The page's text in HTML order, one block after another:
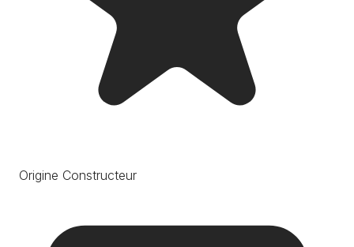
Origine Constructeur